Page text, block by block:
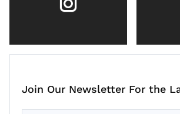
Join Our Newsletter For the